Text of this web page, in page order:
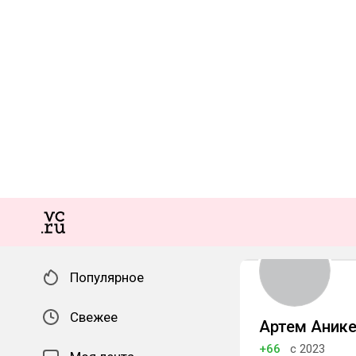
Популярное
Свежее Артем
+66 с 2023